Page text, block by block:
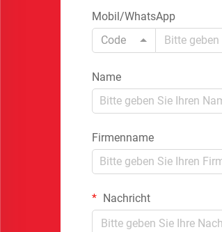
Mobil/WhatsApp
Code
Name
Firmenname
Nachricht